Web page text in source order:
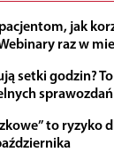
jak
raz w
setki godzin?
sprawozdań
to ryzyko